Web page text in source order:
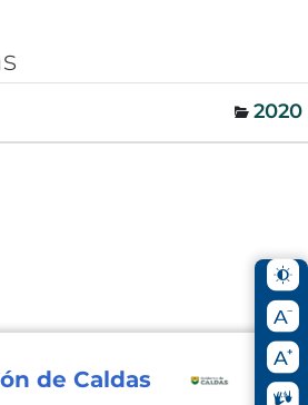
2020
de Caldas